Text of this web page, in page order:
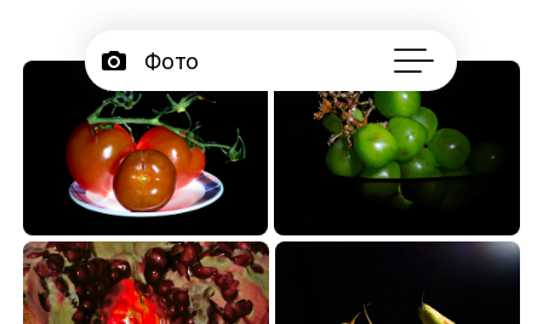
 Фото
 Портфолио
 Серии
 Блог
 Подписчики
38
36.02
51